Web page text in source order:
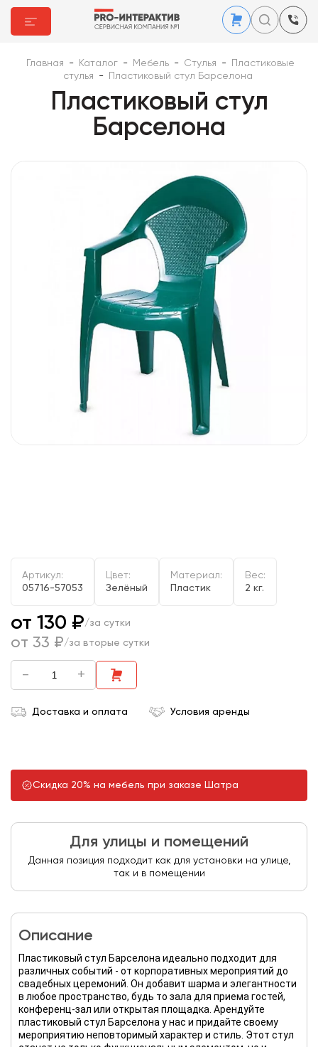
Главная - Каталог - Мебель - Стулья -
Пластиковые
стулья
- Пластиковый стул Барселона
Пластиковый стул
Барселона
Артикул:
05716-57053
Цвет:
Зелёный
Материал:
Пластик
Вес:
2 кг.
от 130 ₽/за сутки
от 33 ₽/за вторые сутки
- +
Доставка и оплата Условия аренды
Скидка 20% на мебель при заказе Шатра
Для улицы и помещений
Данная позиция подходит как для установки на улице,
так и в помещении
Описание
Пластиковый стул Барселона идеально подходит для
различных событий - от корпоративных мероприятий до
свадебных церемоний. Он добавит шарма и элегантности
в любое пространство, будь то зала для приема гостей,
конференц-зал или открытая площадка. Арендуйте
пластиковый стул Барселона у нас и придайте своему
мероприятию неповторимый характер и стиль. Этот стул